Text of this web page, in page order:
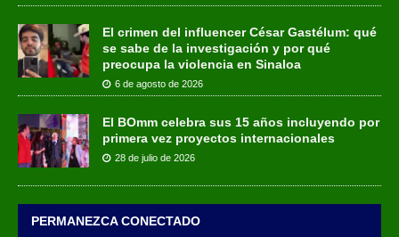
El crimen del influencer César Gastélum: qué
se sabe de la investigación y por qué
preocupa la violencia en Sinaloa
6 de agosto de 2026
El BOmm celebra sus 15 años incluyendo por
primera vez proyectos internacionales
28 de julio de 2026
PERMANEZCA CONECTADO